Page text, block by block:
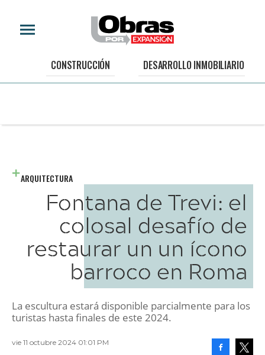
CONSTRUCCIÓN DESARROLLO INMOBILIARIO
ARQUITECTURA
Fontana de Trevi: el
colosal desafío de
restaurar un un ícono
barroco en Roma
La escultura estará disponible parcialmente para los
turistas hasta finales de este 2024.
vie 11 octubre 2024 01:01 PM